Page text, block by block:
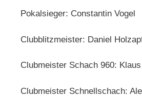
Pokalsieger: Constantin Vogel
Clubblitzmeister: Daniel
Clubmeister Schach 960:
Clubmeister Schnellschach: